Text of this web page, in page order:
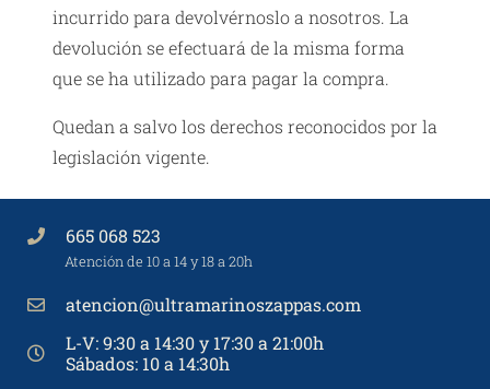
incurrido para devolvérnoslo a nosotros. La
devolución se efectuará de la misma forma
que se ha utilizado para pagar la compra.
Quedan a salvo los derechos reconocidos por la
legislación vigente.
665 068 523
Atención de 10 a 14 y 18 a 20h
atencion@ultramarinoszappas.com
L-V: 9:30 a 14:30 y 17:30 a 21:00h
Sábados: 10 a 14:30h